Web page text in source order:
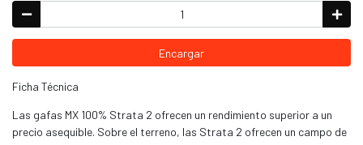
Encargar
Ficha Técnica
Las gafas MX 100% Strata 2 ofrecen un rendimiento superior a un
precio asequible. Sobre el terreno, las Strata 2 ofrecen un campo de